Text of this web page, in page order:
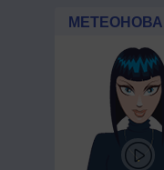
МЕТЕОНОВА